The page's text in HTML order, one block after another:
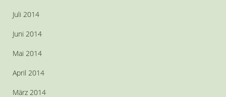
Juli 2014
Juni 2014
Mai 2014
April 2014
März 2014